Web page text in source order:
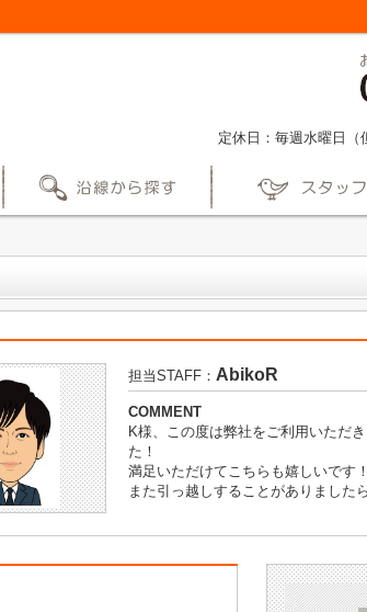
定休日：毎週水曜日
担当STAFF： AbikoR
COMMENT
K様、この度は弊社をご利用いただ
た！
満足いただけてこちらも嬉しいです！
また引っ越しすることがありました